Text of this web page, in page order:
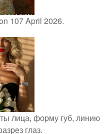
107 April 2026.
лица, форму губ, линию
глаз.